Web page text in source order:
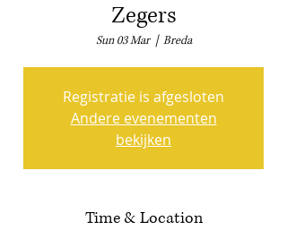
Zegers
Sun 03 Mar
  |
Breda
Registratie is afgesloten
Andere evenementen
bekijken
Time & Location